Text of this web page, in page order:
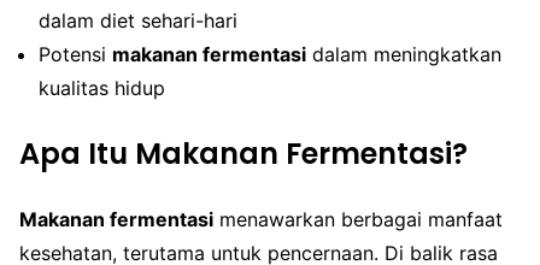
dalam diet sehari-hari
Potensi makanan fermentasi dalam meningkatkan
kualitas hidup
Apa Itu Makanan Fermentasi?
Makanan fermentasi menawarkan berbagai manfaat
kesehatan, terutama untuk pencernaan. Di balik rasa